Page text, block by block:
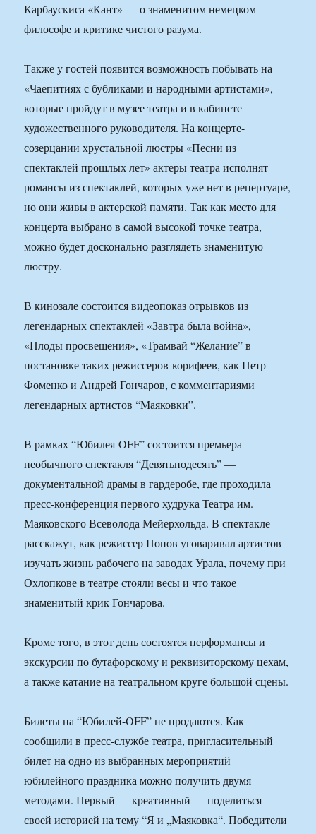
Карбаускиса «Кант» — о знаменитом немецком
философе и критике чистого разума.
Также у гостей появится возможность побывать на
«Чаепитиях с бубликами и народными артистами»,
которые пройдут в музее театра и в кабинете
художественного руководителя. На концерте-
созерцании хрустальной люстры «Песни из
спектаклей прошлых лет» актеры театра исполнят
романсы из спектаклей, которых уже нет в репертуаре,
но они живы в актерской памяти. Так как место для
концерта выбрано в самой высокой точке театра,
можно будет досконально разглядеть знаменитую
люстру.
В кинозале состоится видеопоказ отрывков из
легендарных спектаклей «Завтра была война»,
«Плоды просвещения», «Трамвай “Желание” в
постановке таких режиссеров-корифеев, как Петр
Фоменко и Андрей Гончаров, с комментариями
легендарных артистов “Маяковки”.
В рамках “Юбилея-OFF” состоится премьера
необычного спектакля “Девятьподесять” —
документальной драмы в гардеробе, где проходила
пресс-конференция первого худрука Театра им.
Маяковского Всеволода Мейерхольда. В спектакле
расскажут, как режиссер Попов уговаривал артистов
изучать жизнь рабочего на заводах Урала, почему при
Охлопкове в театре стояли весы и что такое
знаменитый крик Гончарова.
Кроме того, в этот день состоятся перформансы и
экскурсии по бутафорскому и реквизиторскому цехам,
а также катание на театральном круге большой сцены.
Билеты на “Юбилей-OFF” не продаются. Как
сообщили в пресс-службе театра, пригласительный
билет на одно из выбранных мероприятий
юбилейного праздника можно получить двумя
методами. Первый — креативный — поделиться
своей историей на тему “Я и „Маяковка“. Победители